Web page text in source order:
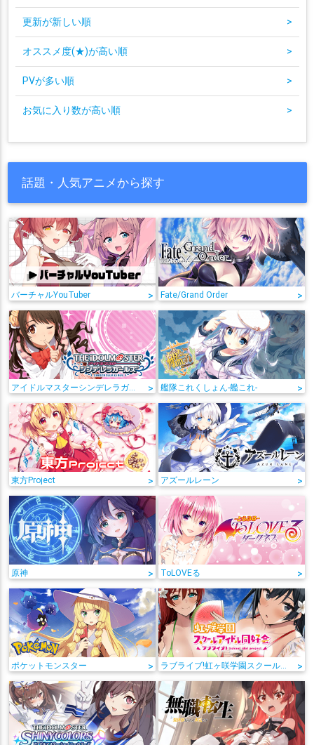
更新が新しい順 >
オススメ度(★)が高い順 >
PVが多い順 >
お気に入り数が高い順 >
話題・人気アニメから探す
バーチャルYouTuber > Fate/Grand Order >
アイドルマスターシンデレラガールズ > 艦隊これくしょん-艦これ- >
東方Project > アズールレーン >
原神 > ToLOVEる >
ポケットモンスター > ラブライブ!虹ヶ咲学園スクールアイドル同好会 >